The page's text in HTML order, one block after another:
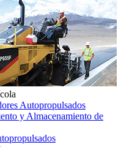
Autopropulsados
y Almacenamiento de